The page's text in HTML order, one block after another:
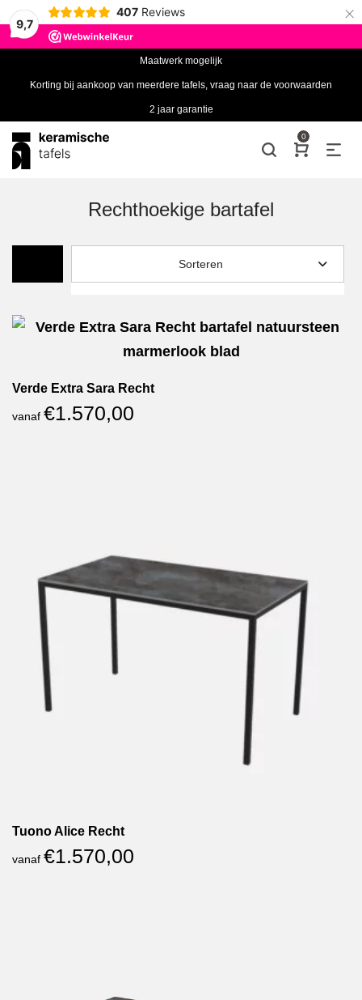
9,7
407 Reviews ×
Maatwerk mogelijk
Korting bij aankoop van meerdere tafels, vraag naar de voorwaarden
2 jaar garantie
0
Rechthoekige bartafel
Sorteren
Verde Extra Sara Recht
vanaf €1.570,00
Tuono Alice Recht
vanaf €1.570,00